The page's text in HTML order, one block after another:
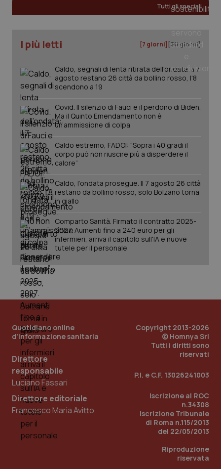
Tutti gli speciali
I più letti [7 giorni] [30 giorni]
Caldo, segnali di lenta ritirata dell'ondata: il 7
agosto restano 26 città da bollino rosso, l'8
scendono a 19
Covid. Il silenzio di Fauci e il perdono di Biden.
Ma il Quinto Emendamento non è
un’ammissione di colpa
Caldo estremo, FADOI: “Sopra i 40 gradi il
corpo può non riuscire più a disperdere il
calore”
Caldo, l’ondata prosegue. Il 7 agosto 26 città
restano da bollino rosso, solo Bolzano torna
in giallo
Comparto Sanità. Firmato il contratto 2025-
2027. Aumenti fino a 240 euro per gli
infermieri, arriva il capitolo sull'IA e nuove
tutele per il personale
Quotidiano online
d'informazione sanitaria
Direttore
responsabile
Luciano Fassari
Direttore editoriale
Francesco Maria Avitto
Copyright 2013-2026
© Homnya Srl
Tutti i diritti sono
riservati
P.I. e C.F. 13026241003
Iscrizione al ROC
n.34308
Iscrizione Tribunale
di Roma n.115/2013
del 22/05/2013
Riproduzione
riservata
PHPSESSID
PHP.net
www.quotidianosanita.it
_ga_KM60CM4NPH
Nome Scadenza
_ga_0VMQEQKQ1N .quotidianosanita.it
1 anno 1
mese
Questo
cookie
utilizzato
da Google
Analytics
per
lo stato
della
VISITOR_INFO1_LIVE
Google LLC
5 mesi 4